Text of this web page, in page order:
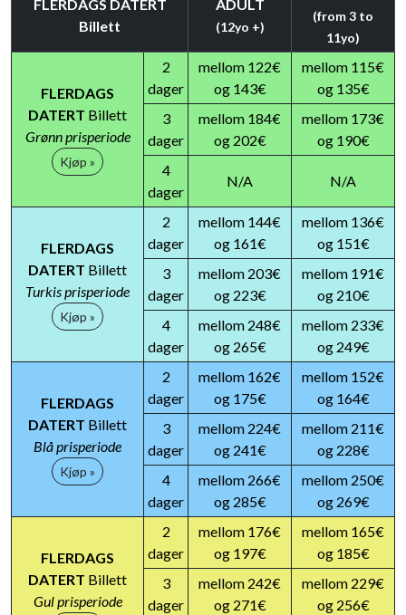
FLERDAGS DATERT
Billett
ADULT
(12yo +)
(from 3 to
11yo)
FLERDAGS
DATERT Billett
Grønn prisperiode
Kjøp »
2
dager
mellom 122€
og 143€
mellom 115€
og 135€
3
dager
mellom 184€
og 202€
mellom 173€
og 190€
4
dager
N/A N/A
FLERDAGS
DATERT Billett
Turkis prisperiode
Kjøp »
2
dager
mellom 144€
og 161€
mellom 136€
og 151€
3
dager
mellom 203€
og 223€
mellom 191€
og 210€
4
dager
mellom 248€
og 265€
mellom 233€
og 249€
FLERDAGS
DATERT Billett
Blå prisperiode
Kjøp »
2
dager
mellom 162€
og 175€
mellom 152€
og 164€
3
dager
mellom 224€
og 241€
mellom 211€
og 228€
4
dager
mellom 266€
og 285€
mellom 250€
og 269€
FLERDAGS
DATERT Billett
Gul prisperiode
2
dager
mellom 176€
og 197€
mellom 165€
og 185€
3
dager
mellom 242€
og 271€
mellom 229€
og 256€